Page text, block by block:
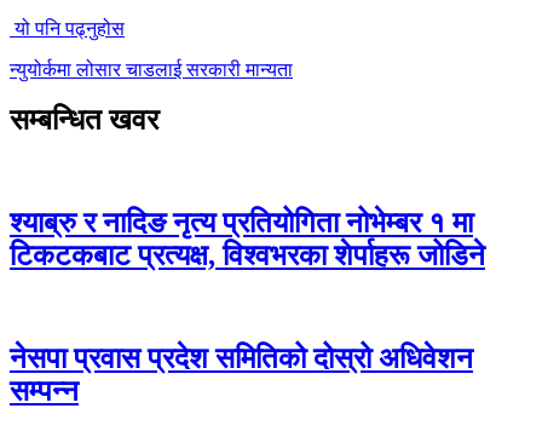
यो पनि पढ्नुहोस
न्युयोर्कमा लोसार चाडलाई सरकारी मान्यता
सम्बन्धित खवर
श्याब्रु र नादिङ नृत्य प्रतियोगिता नोभेम्बर १ मा
टिकटकबाट प्रत्यक्ष, विश्वभरका शेर्पाहरू जोडिने
नेसपा प्रवास प्रदेश समितिको दोस्रो अधिवेशन
सम्पन्न